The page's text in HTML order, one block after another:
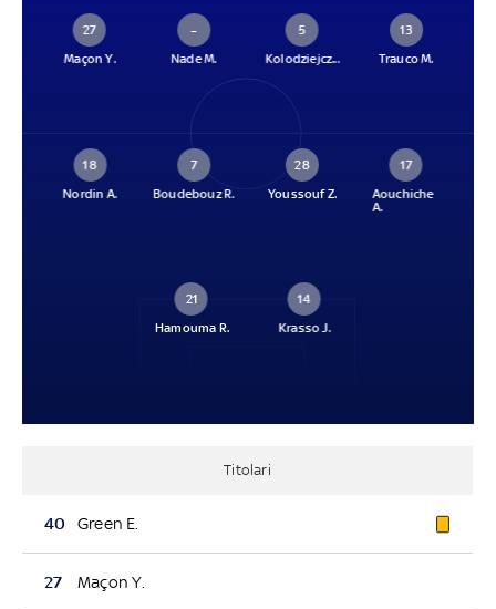
27
Maçon Y.
–
Nade M.
5
Kolodziejcz...
13
Trauco M.
18
Nordin A.
7
Boudebouz R.
28
Youssouf Z.
17
Aouchiche
A.
21
Hamouma R.
14
Krasso J.
Titolari
40 Green E.
27 Maçon Y.